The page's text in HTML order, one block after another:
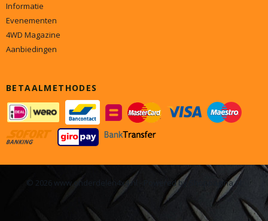
Informatie
Evenementen
4WD Magazine
Aanbiedingen
BETAALMETHODES
© 2026 www.onderdelen4x4.nl - Powered by Shoppagina.nl